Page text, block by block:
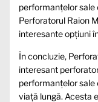
performanțelor sale
Perforatorul Raion
interesante opțiuni
În concluzie,
interesant
performanțelor sale
viață lungă. Acesta